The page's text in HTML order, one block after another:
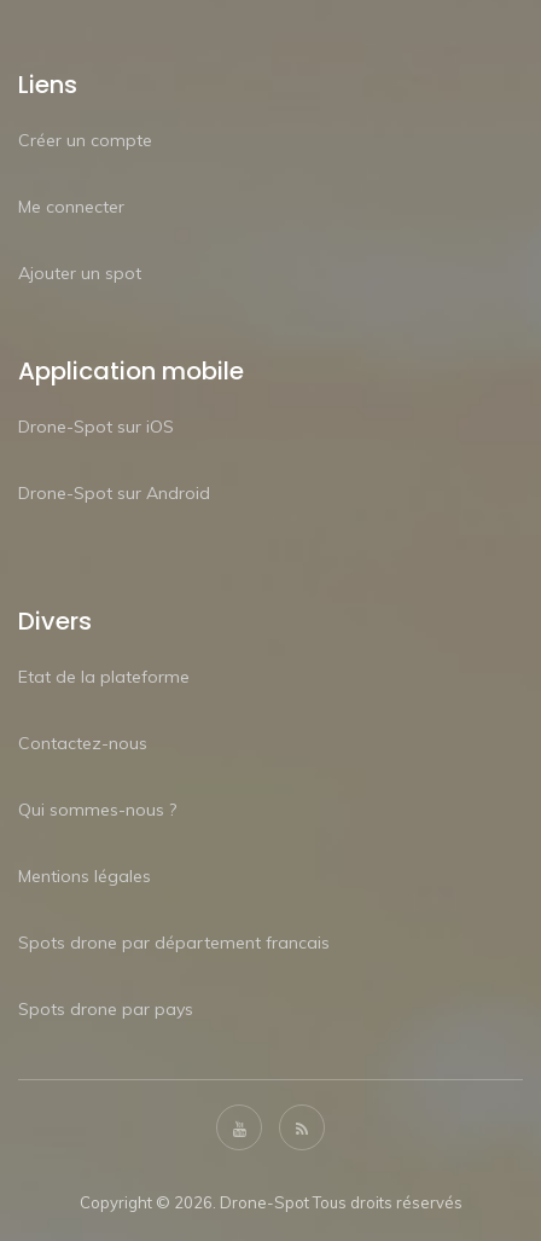
Liens
Créer un compte
Me connecter
Ajouter un spot
Application mobile
Drone-Spot sur iOS
Drone-Spot sur Android
Divers
Etat de la plateforme
Contactez-nous
Qui sommes-nous ?
Mentions légales
Spots drone par département francais
Spots drone par pays
Copyright © 2026. Drone-Spot Tous droits réservés